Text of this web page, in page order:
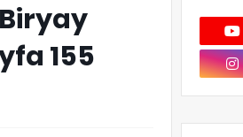
Biryay
155